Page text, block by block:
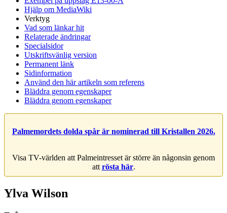
Hjälp om MediaWiki
Verktyg
Vad som länkar hit
Relaterade ändringar
Specialsidor
Utskriftsvänlig version
Permanent länk
Sidinformation
Använd den här artikeln som referens
Bläddra genom egenskaper
Bläddra genom egenskaper
Palmemordets dolda spår är nominerad till Kristallen 2026.
Visa TV-världen att Palmeintresset är större än någonsin genom
att rösta här.
Ylva Wilson